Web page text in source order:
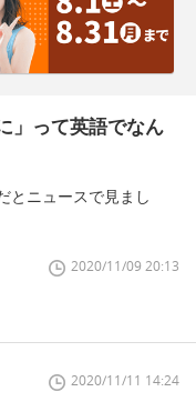
」って英語でなん
とニュースで見まし
2020/11/09 20:13
2020/11/11 14:24